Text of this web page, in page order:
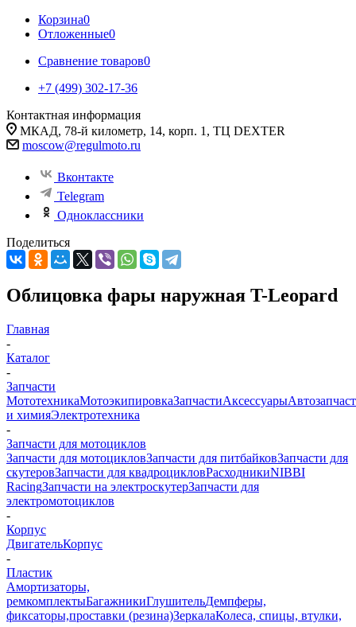
Корзина0
Отложенные0
Сравнение товаров0
+7 (499) 302-17-36
Контактная информация
МКАД, 78-й километр, 14, корп. 1, ТЦ DEXTER
moscow@regulmoto.ru
Вконтакте
Telegram
Одноклассники
Поделиться
Облицовка фары наружная T-Leopard
Главная
-
Каталог
-
Запчасти
МототехникаМотоэкипировкаЗапчастиАксессуары
и химияЭлектротехника
-
Запчасти для мотоциклов
Запчасти для мотоцикловЗапчасти для питбайковЗапчасти для
скутеровЗапчасти для квадроцикловРасходникиNIBBI
RacingЗапчасти на электроскутерЗапчасти для
электромотоциклов
-
Корпус
ДвигательКорпус
-
Пластик
Амортизаторы,
ремкомплектыБагажникиГлушительДемпферы,
фиксаторы,проставки (резина)ЗеркалаКолеса, спицы, втулки,